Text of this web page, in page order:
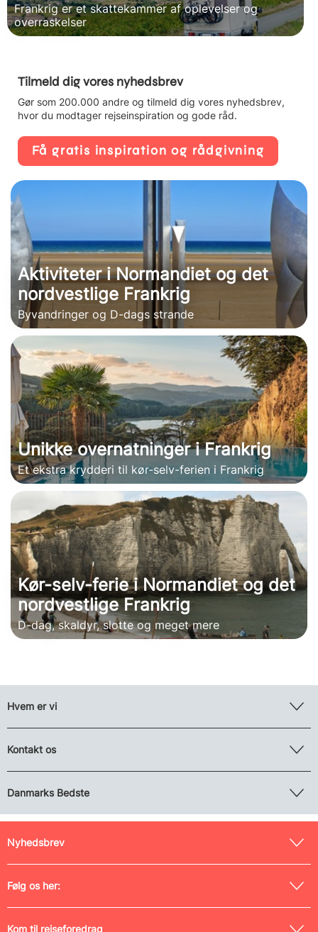
Frankrig er et skattekammer af oplevelser og
overraskelser
Tilmeld dig vores nyhedsbrev
Gør som 200.000 andre og tilmeld dig vores nyhedsbrev,
hvor du modtager rejseinspiration og gode råd.
Få gratis inspiration og rådgivning
Aktiviteter i Normandiet og det
nordvestlige Frankrig
Byvandringer og D-dags strande
Unikke overnatninger i Frankrig
Et ekstra krydderi til kør-selv-ferien i Frankrig
Kør-selv-ferie i Normandiet og det
nordvestlige Frankrig
D-dag, skaldyr, slotte og meget mere
Hvem er vi
Kontakt os
Danmarks Bedste
Nyhedsbrev
Følg os her:
Kom til rejseforedrag